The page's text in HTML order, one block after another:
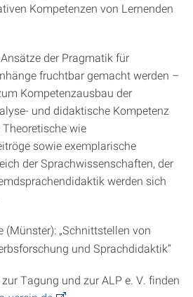
Kompetenzen von Lernenden
der Pragmatik für
fruchtbar gemacht werden –
Kompetenzausbau der
und didaktische Kompetenz
wie
sowie exemplarische
der Sprachwissenschaften, der
werden sich
(Münster): „Schnittstellen von
und Sprachdidaktik“
Tagung und zur ALP e. V. finden